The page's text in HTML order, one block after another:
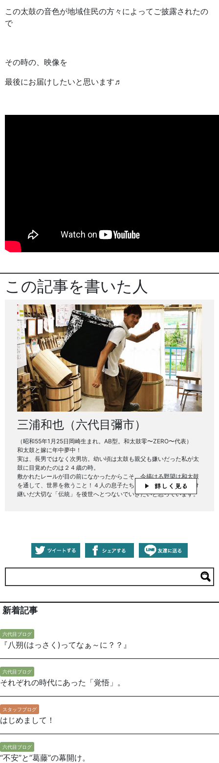
この太鼓の音色が地域住民の方々によってご披露されたの
で
その時の、映像を
最後にお届けしたいと思います♬
この記事を書いた人
三浦和也（六代目彌市）
（昭和55年1月25日岡崎生まれ。AB型。和太鼓零〜ZERO〜代表）
和太鼓と嫁に年中夢中！
実は、長男ではなく次男坊。幼い頃は太鼓も親父も嫌いだった私が太
鼓に目覚めたのは２４歳の時。
敷かれたレールが目の前になかったからこそ、今描ける野望は和太鼓
を通して、世界を救うこと！４人の息子たちもみんな太鼓打ち！受け
継いだ大切な「伝統」を後世へとつないでいきたいと思っています。
新着記事
六代目ブログ
『八朔(はっさく)ってなぁ～に？？』
六代目ブログ
それぞれの時代にあった「覚悟」。
スタッフブログ
はじめまして！
六代目ブログ
“不安”と”葛藤”の幕開け。